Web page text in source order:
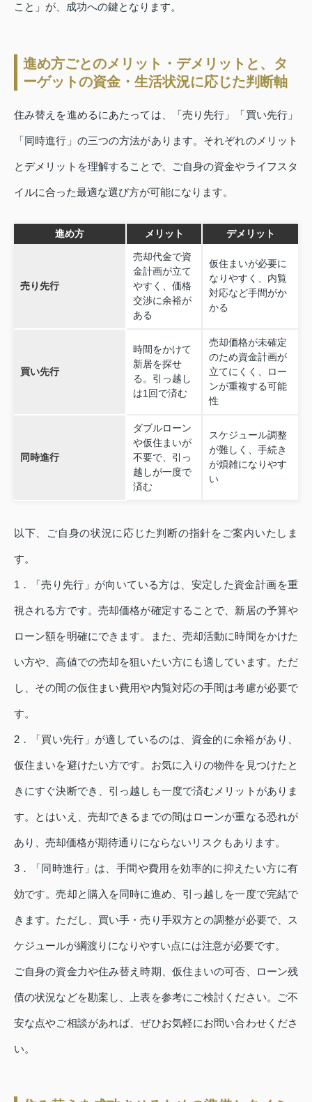
こと」が、成功への鍵となります。
進め方ごとのメリット・デメリットと、タ
ーゲットの資金・生活状況に応じた判断軸
住み替えを進めるにあたっては、「売り先行」「買い先行」
「同時進行」の三つの方法があります。それぞれのメリット
とデメリットを理解することで、ご自身の資金やライフスタ
イルに合った最適な選び方が可能になります。
進め方 メリット デメリット
売り先行
売却代金で資
金計画が立て
やすく、価格
交渉に余裕が
ある
仮住まいが必要に
なりやすく、内覧
対応など手間がか
かる
買い先行
時間をかけて
新居を探せ
る。引っ越し
は1回で済む
売却価格が未確定
のため資金計画が
立てにくく、ロー
ンが重複する可能
性
同時進行
ダブルローン
や仮住まいが
不要で、引っ
越しが一度で
済む
スケジュール調整
が難しく、手続き
が煩雑になりやす
い
以下、ご自身の状況に応じた判断の指針をご案内いたしま
す。
1．「売り先行」が向いている方は、安定した資金計画を重
視される方です。売却価格が確定することで、新居の予算や
ローン額を明確にできます。また、売却活動に時間をかけた
い方や、高値での売却を狙いたい方にも適しています。ただ
し、その間の仮住まい費用や内覧対応の手間は考慮が必要で
す。
2．「買い先行」が適しているのは、資金的に余裕があり、
仮住まいを避けたい方です。お気に入りの物件を見つけたと
きにすぐ決断でき、引っ越しも一度で済むメリットがありま
す。とはいえ、売却できるまでの間はローンが重なる恐れが
あり、売却価格が期待通りにならないリスクもあります。
3．「同時進行」は、手間や費用を効率的に抑えたい方に有
効です。売却と購入を同時に進め、引っ越しを一度で完結で
きます。ただし、買い手・売り手双方との調整が必要で、ス
ケジュールが綱渡りになりやすい点には注意が必要です。
ご自身の資金力や住み替え時期、仮住まいの可否、ローン残
債の状況などを勘案し、上表を参考にご検討ください。ご不
安な点やご相談があれば、ぜひお気軽にお問い合わせくださ
い。